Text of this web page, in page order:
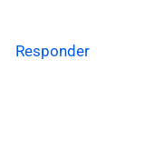
Responder